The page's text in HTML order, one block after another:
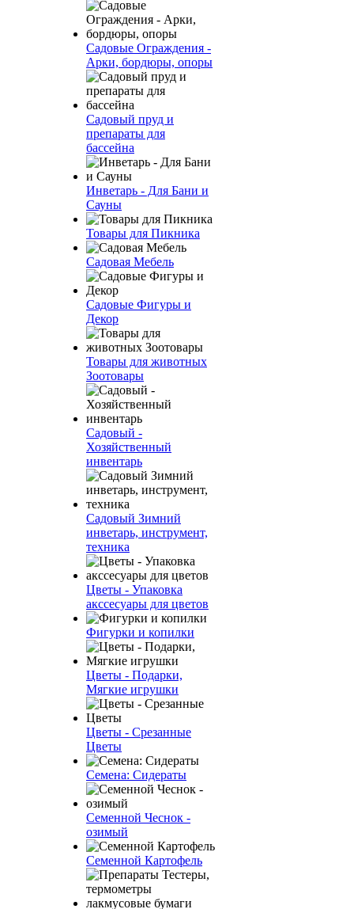
Садовые Ограждения -
Арки, бордюры, опоры
Садовый пруд и
препараты для
бассейна
Инветарь - Для Бани и
Сауны
Товары для Пикника
Садовая Мебель
Садовые Фигуры и
Декор
Товары для животных
Зоотовары
Садовый -
Хозяйственный
инвентарь
Садовый Зимний
инветарь, инструмент,
техника
Цветы - Упаковка
акссесуары для цветов
Фигурки и копилки
Цветы - Подарки,
Мягкие игрушки
Цветы - Срезанные
Цветы
Семена: Сидераты
Семенной Чеснок -
озимый
Семенной Картофель